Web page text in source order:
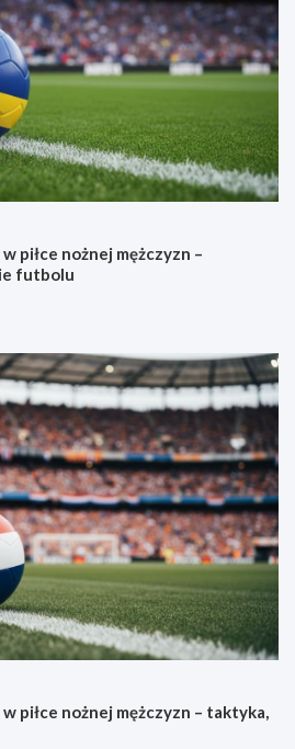
piłce nożnej mężczyzn –
futbolu
piłce nożnej mężczyzn – taktyka,